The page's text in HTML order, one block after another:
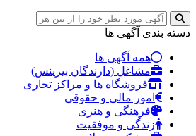
دسته بندی آگهی ها
همه آگهی ها
مشاغل (دارندگان بیزینس)
فروشگاه ها و مراکز تجاری
امور مالی و حقوقی
فرهنگی و هنری
زندگی و موفقیت